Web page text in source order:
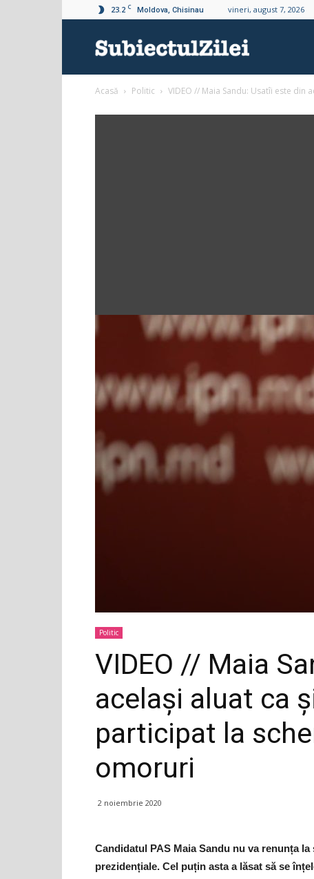
23.2 C Moldova, Chisinau vineri, august 7, 2026
Acasă Politic VIDEO // Maia Sandu: Usatîi este din
Politic
VIDEO // Maia
același aluat ca
participat la
omoruri
2 noiembrie 2020
Candidatul PAS Maia Sandu nu va renunța
prezidențiale. Cel puțin asta a lăsat să se